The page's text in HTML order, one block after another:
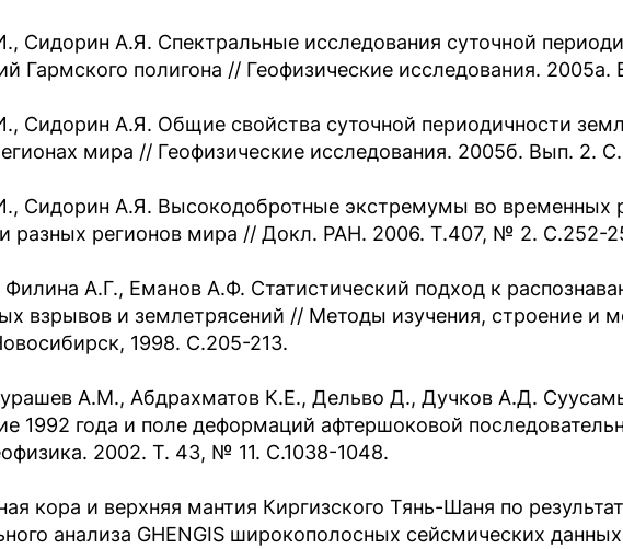
Сидорин А.Я. Спектральные исследования суточной
Гармского полигона // Геофизические исследования. 2005а.
Сидорин А.Я. Общие свойства суточной периодичности
мира // Геофизические исследования. 2005б. Вып. 2.
Сидорин А.Я. Высокодобротные экстремумы во временных
разных регионов мира // Докл. РАН. 2006. Т.407, № 2. С.252-
А.Г., Еманов А.Ф. Статистический подход к
взрывов и землетрясений // Методы изучения, строение и
1998. С.205-213.
А.М., Абдрахматов К.Е., Дельво Д., Дучков А.Д.
1992 года и поле деформаций афтершоковой
2002. Т. 43, № 11. С.1038-1048.
кора и верхняя мантия Киргизского Тянь-Шаня по
анализа GHENGIS широкополосных сейсмических